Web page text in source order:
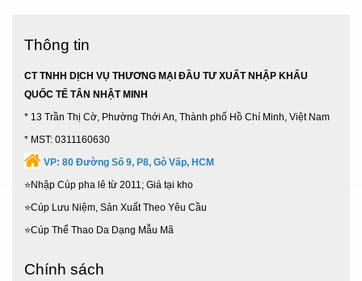
Thông tin
CT TNHH DỊCH VỤ THƯƠNG MẠI ĐẦU TƯ XUẤT NHẬP KHẨU
QUỐC TẾ TÂN NHẬT MINH
* 13 Trần Thị Cờ, Phường Thới An, Thành phố Hồ Chí Minh, Việt Nam
* MST: 0311160630
VP: 80 Đường Số 9, P8, Gò Vấp, HCM
⭐Nhập Cúp pha lê từ 2011; Giá tại kho
⭐Cúp Lưu Niệm, Sản Xuất Theo Yêu Cầu
⭐Cúp Thể Thao Da Dạng Mẫu Mã
Chính sách